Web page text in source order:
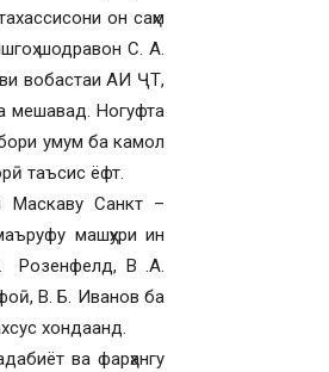
он саҳм
шодравон С. А.
вобастаи АИ ҶТ,
мешавад. Ногуфта
умум ба камол
таъсис ёфт.
Маскаву Санкт –
машҳури ин
Розенфелд, В .А.
В. Б. Иванов ба
хондаанд.
ва фарҳангу